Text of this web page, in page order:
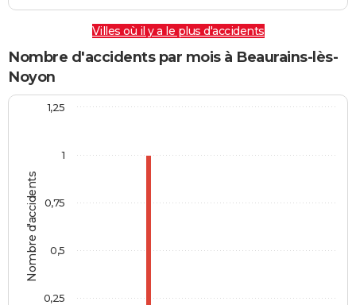
Villes où il y a le plus d'accidents
Nombre d'accidents par mois à Beaurains-lès-
Noyon
Nombre d'accidents
1
0,25
0,5
0,75
1,25